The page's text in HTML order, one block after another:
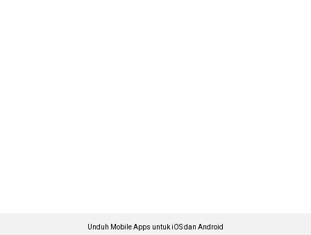
Unduh Mobile Apps untuk iOS dan Android